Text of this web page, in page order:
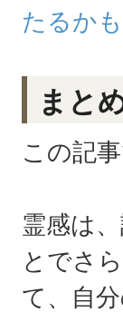
たるかも
まと
この記
霊感は
とでさ
て、自